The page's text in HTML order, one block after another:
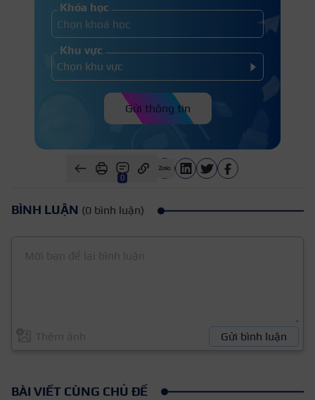
Khóa học
Khu vực
Gửi thông tin
0
BÌNH LUẬN (0 bình luận)
Gửi bình luận
BÀI VIẾT CÙNG CHỦ ĐỀ